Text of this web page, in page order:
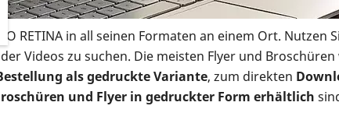
RETINA in all seinen Formaten an einem Ort. Nutzen
Videos zu suchen. Die meisten Flyer und
als gedruckte Variante, zum direkten
und Flyer in gedruckter Form erhältlich